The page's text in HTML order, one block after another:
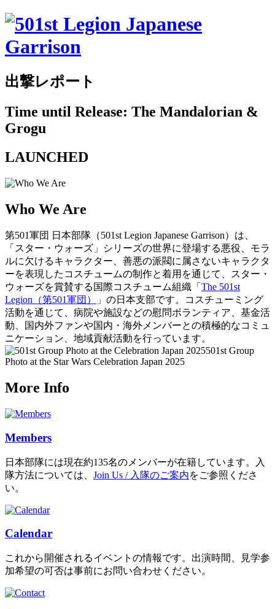
出撃レポート
Time until Release: The Mandalorian &
Grogu
LAUNCHED
Who We Are
第501軍団 日本部隊（501st Legion Japanese Garrison）は、
「スター・ウォーズ」シリーズの世界に登場する悪役、モラ
ルに欠けるキャラクター、善悪の派閥に属さないキャラクタ
ーを表現したコスチュームの制作と着用を通じて、スター・
ウォーズを賞賛する国際コスチューム組織「 The 501st
Legion（第501軍団）
」の日本支部です。コスチューミング
活動を通じて、病院や施設などの慰問ボランティア、基金活
動、国内外ファンや国内・海外メンバーとの積極的なコミュ
ニケーション、地域貢献活動を行っています。
501st Group
Photo at the Star Wars Celebration Japan 2025
More Info
Members
日本部隊には現在約135名のメンバーが在籍しています。入
隊方法については、 Join Us / 入隊のご案内をご参照くださ
い。
Calendar
これから開催されるイベントの情報です。出演時間、見学参
加希望の可否は事前にお問い合わせください。